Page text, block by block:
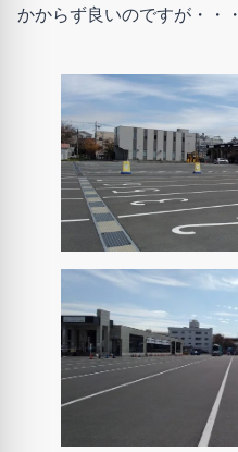
かからず良いのですが・・・